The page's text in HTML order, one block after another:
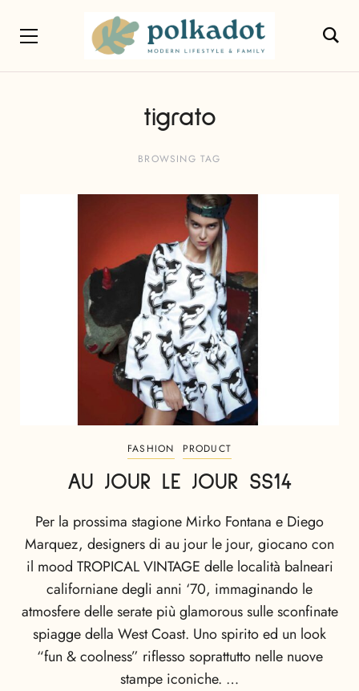
tigrato
BROWSING TAG
FASHION PRODUCT
AU JOUR LE JOUR SS14
Per la prossima stagione Mirko Fontana e Diego
Marquez, designers di au jour le jour, giocano con
il mood TROPICAL VINTAGE delle località balneari
californiane degli anni ‘70, immaginando le
atmosfere delle serate più glamorous sulle sconfinate
spiagge della West Coast. Uno spirito ed un look
“fun & coolness” riflesso soprattutto nelle nuove
stampe iconiche. …